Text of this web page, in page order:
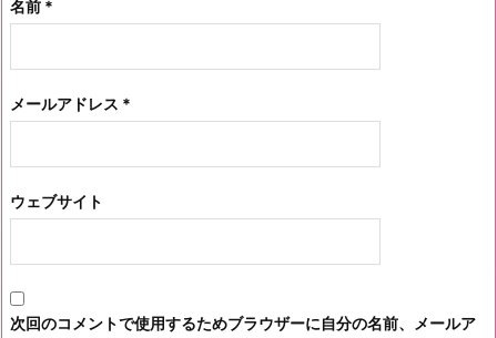
名前 *
メールアドレス *
ウェブサイト
次回のコメントで使用するためブラウザーに自分の名前、メールア